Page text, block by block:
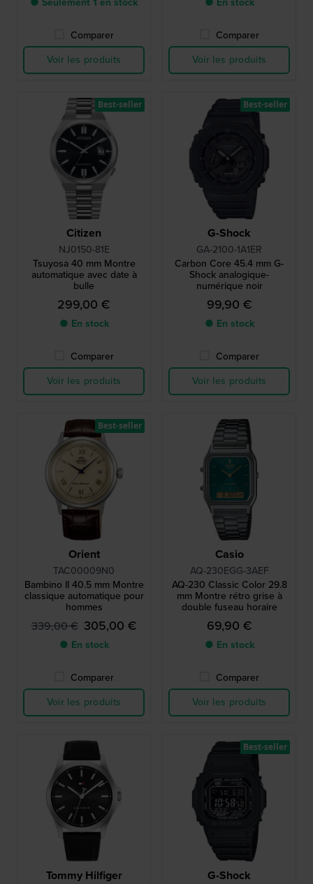
Comparer
Voir les produits
Comparer
Voir les produits
Citizen
NJ0150-81E
Tsuyosa 40 mm Montre
automatique avec date à
bulle
299,00 €
● En stock
Comparer
Voir les produits
Best-seller
G-Shock
GA-2100-1A1ER
Carbon Core 45.4 mm G-
Shock analogique-
numérique noir
99,90 €
● En stock
Comparer
Voir les produits
Best-seller
Orient
TAC00009N0
Bambino II 40.5 mm Montre
classique automatique pour
hommes
339,00 € 305,00 €
● En stock
Comparer
Voir les produits
Best-seller
Casio
AQ-230EGG-3AEF
AQ-230 Classic Color 29.8
mm Montre rétro grise à
double fuseau horaire
69,90 €
● En stock
Comparer
Voir les produits
Tommy Hilfiger G-Shock
Best-seller